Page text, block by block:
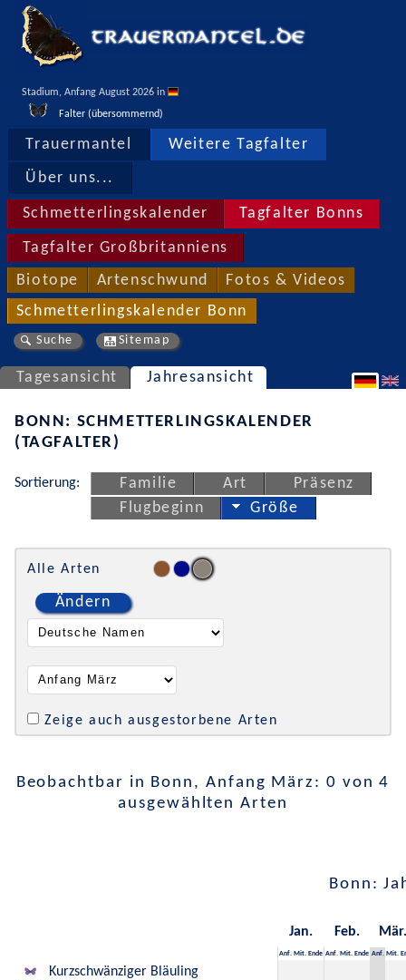
Stadium, Anfang August 2026 in
Falter (übersommernd)
Trauermantel Weitere Tagfalter
Über uns...
Schmetterlingskalender Tagfalter Bonns
Tagfalter Großbritanniens
Biotope Artenschwund Fotos & Videos
Schmetterlingskalender Bonn
Suche Sitemap
Tagesansicht Jahresansicht
BONN: SCHMETTERLINGSKALENDER
(TAGFALTER)
Sortierung: Familie Art
Präsenz
Flugbeginn
Größe
Alle Arten
Ändern
Zeige auch ausgestorbene Arten
Beobachtbar in Bonn, Anfang März: 0 von 4
ausgewählten Arten
Bonn:
Jan. Feb. Mär.
Anf. Mit. Ende Anf. Mit. Ende Anf. Mit.
Kurzschwänziger Bläuling